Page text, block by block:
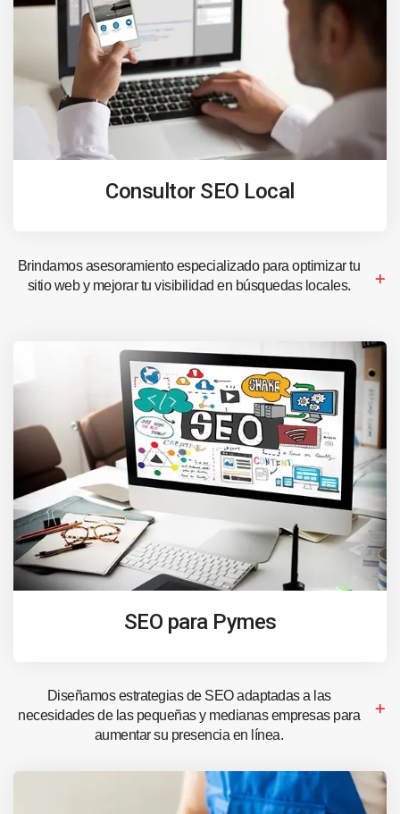
Consultor SEO Local
Brindamos asesoramiento especializado para optimizar tu
sitio web y mejorar tu visibilidad en búsquedas locales.
SEO para Pymes
Diseñamos estrategias de SEO adaptadas a las
necesidades de las pequeñas y medianas empresas para
aumentar su presencia en línea.